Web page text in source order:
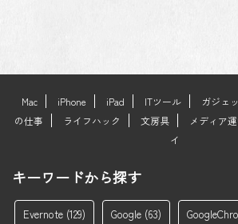
Mac iPhone iPad ITツール ガジェ
の仕事
ライフハック 文房具 メディア
イ
キーワードから探す
Evernote (129) Google (63)